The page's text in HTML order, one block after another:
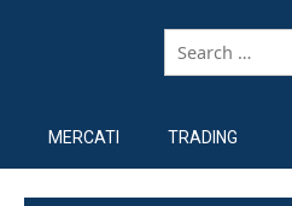
MERCATI TRADING